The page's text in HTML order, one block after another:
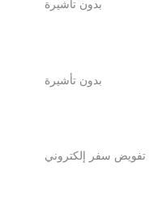
بدون تأشيرة
بدون تأشيرة
تفويض سفر إلكتروني